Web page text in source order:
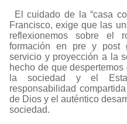
El cuidado de la “casa
Francisco, exige que las
reflexionemos sobre
formación en pre y post
servicio y proyección a la
hecho de que
la sociedad y el
responsabilidad
de Dios y el auténtico
sociedad.